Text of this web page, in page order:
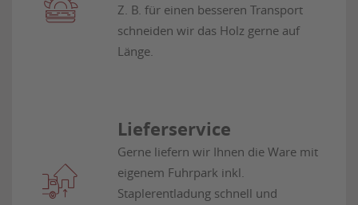
Z. B. für einen besseren Transport
schneiden wir das Holz gerne auf
Länge.
Lieferservice
Gerne liefern wir Ihnen die Ware mit
eigenem Fuhrpark inkl.
Staplerentladung schnell und